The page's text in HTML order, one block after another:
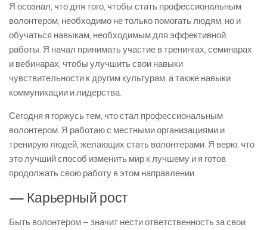
Я осознал, что для того, чтобы стать профессиональным
волонтером, необходимо не только помогать людям, но и
обучаться навыкам, необходимым для эффективной
работы. Я начал принимать участие в тренингах, семинарах
и вебинарах, чтобы улучшить свои навыки
чувствительности к другим культурам, а также навыки
коммуникации и лидерства.
Сегодня я горжусь тем, что стал профессиональным
волонтером. Я работаю с местными организациями и
тренирую людей, желающих стать волонтерами. Я верю, что
это лучший способ изменить мир к лучшему и я готов
продолжать свою работу в этом направлении.
— Карьерный рост
Быть волонтером – значит нести ответственность за свои